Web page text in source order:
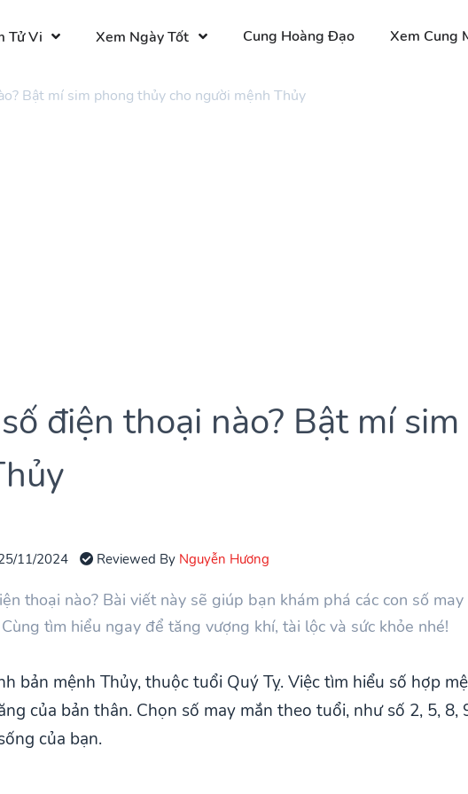
Tử Vi Xem Ngày Tốt Cung Hoàng Đạo Xem Cung
Bật mí sim phong thủy cho người mệnh Thủy
điện thoại nào? Bật mí
11/2024 Reviewed By Nguyễn Hương
thoại nào? Bài viết này sẽ giúp bạn khám phá các con số may
tìm hiểu ngay để tăng vượng khí, tài lộc và sức khỏe nhé!
bản mệnh Thủy, thuộc tuổi Quý Tỵ. Việc tìm hiểu số hợp
của bản thân. Chọn số may mắn theo tuổi, như số 2, 5, 8,
của bạn.